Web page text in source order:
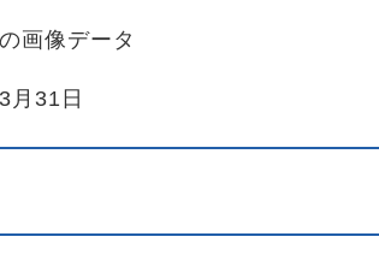
画像データ
月31日